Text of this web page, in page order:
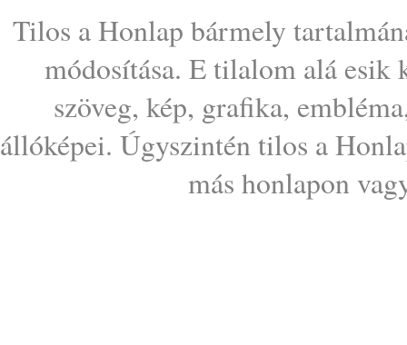
Tilos a Honlap bármely
módosítása. E tilalom alá esik
szöveg, kép, grafika,
állóképei. Úgyszintén tilos a
más honlapon